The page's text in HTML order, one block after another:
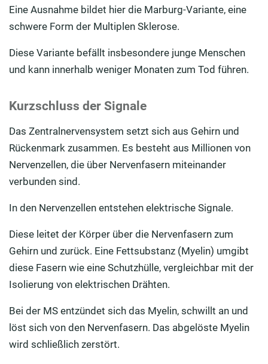
Eine Ausnahme bildet hier die Marburg-Variante, eine
schwere Form der Multiplen Sklerose.
Diese Variante befällt insbesondere junge Menschen
und kann innerhalb weniger Monaten zum Tod führen.
Kurzschluss der Signale
Das Zentralnervensystem setzt sich aus Gehirn und
Rückenmark zusammen. Es besteht aus Millionen von
Nervenzellen, die über Nervenfasern miteinander
verbunden sind.
In den Nervenzellen entstehen elektrische Signale.
Diese leitet der Körper über die Nervenfasern zum
Gehirn und zurück. Eine Fettsubstanz (Myelin) umgibt
diese Fasern wie eine Schutzhülle, vergleichbar mit der
Isolierung von elektrischen Drähten.
Bei der MS entzündet sich das Myelin, schwillt an und
löst sich von den Nervenfasern. Das abgelöste Myelin
wird schließlich zerstört.